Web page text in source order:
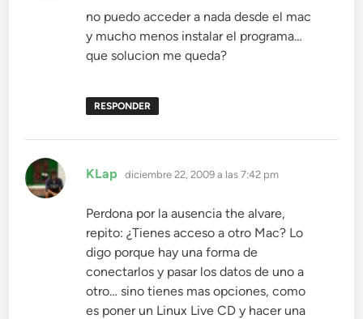
no puedo acceder a nada desde el mac
y mucho menos instalar el programa…
que solucion me queda?
RESPONDER
KLap dice:
diciembre 22, 2009 a las 7:42 pm
Perdona por la ausencia the alvare,
repito: ¿Tienes acceso a otro Mac? Lo
digo porque hay una forma de
conectarlos y pasar los datos de uno a
otro… sino tienes mas opciones, como
es poner un Linux Live CD y hacer una